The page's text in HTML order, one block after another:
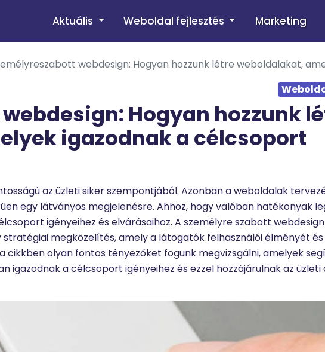
Aktuális Weboldal fejlesztés Marketing
webdesign: Hogyan hozzunk létre weboldalakat,
Hogyan hozzunk
igazodnak a célcsoport
az üzleti siker szempontjából. Azonban a weboldalak
egy látványos megjelenésre. Ahhoz, hogy valóban hatékonyak
igényeihez és elvárásaihoz. A személyre szabott
megközelítés, amely a látogatók felhasználói élményét és
cikkben olyan fontos tényezőket fogunk megvizsgálni, amelyek
igazodnak a célcsoport igényeihez és ezzel hozzájárulnak az üzleti